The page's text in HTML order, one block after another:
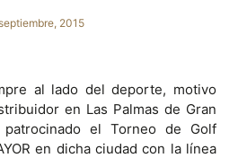
2015
al lado del deporte, motivo
en Las Palmas de Gran
patrocinado el Torneo de Golf
en dicha ciudad con la línea